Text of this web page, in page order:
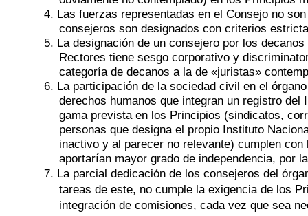
4. Las fuerzas representadas en el Consejo no
consejeros son designados con criterios
5. La designación de un consejero por los
Rectores tiene sesgo corporativo y
categoría de decanos a la de «juristas»
6. La participación de la sociedad civil en el
derechos humanos que integran un registro
gama prevista en los Principios (sindicatos,
personas que designa el propio Instituto
inactivo y al parecer no relevante) cumplen
aportarían mayor grado de independencia, por
7. La parcial dedicación de los consejeros del
tareas de este, no cumple la exigencia de los
integración de comisiones, cada vez que sea